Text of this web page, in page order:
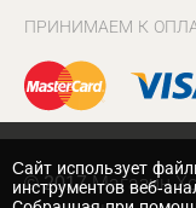
ПРИНИМАЕМ К
© 2017 Магазин
Cайт использует
инструментов веб-